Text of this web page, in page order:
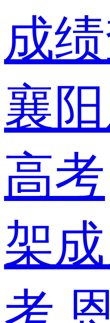
成
襄
高考
架